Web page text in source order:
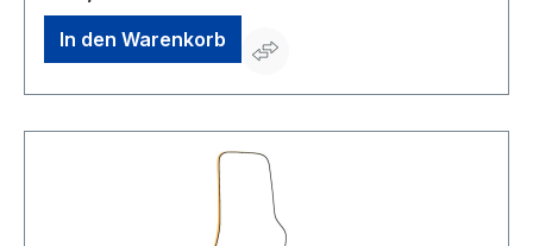
Sitzhöhenverstellung • Sitzneigeverstellung •
Sitztiefenverstellung • Rückenlehnenhöhenverstellung
Hinweis: Die innovative Stuhl- und Polster-Kombination
im 1+1-System sorgt für Flexibilität und eine perfekte
Der Stuhl ist nur mit Polster-Element besitzbar!
In den Warenkorb